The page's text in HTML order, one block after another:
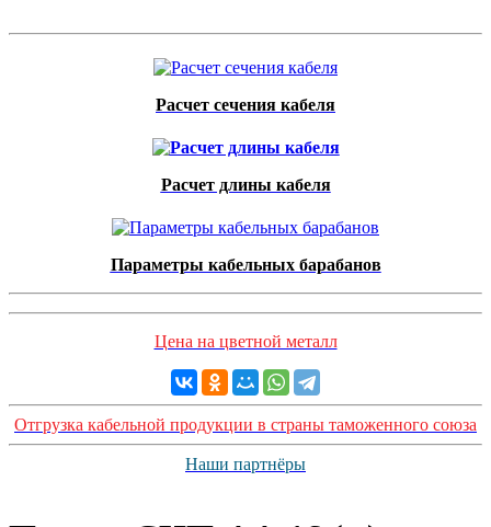
Расчет сечения кабеля
Расчет длины кабеля
Параметры кабельных барабанов
Цена на цветной металл
Отгрузка кабельной продукции в страны таможенного союза
Наши партнёры